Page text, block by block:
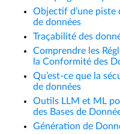
Objectif d’une piste
de données
Traçabilité des
Comprendre les
la Conformité des
Qu’est-ce que la
de données
Outils LLM et ML
des Bases de
Génération de